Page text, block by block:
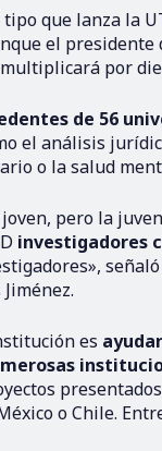
que lanza la
el presidente
por
de 56
el análisis
o la salud
pero la
investigadores
es
o Chile.